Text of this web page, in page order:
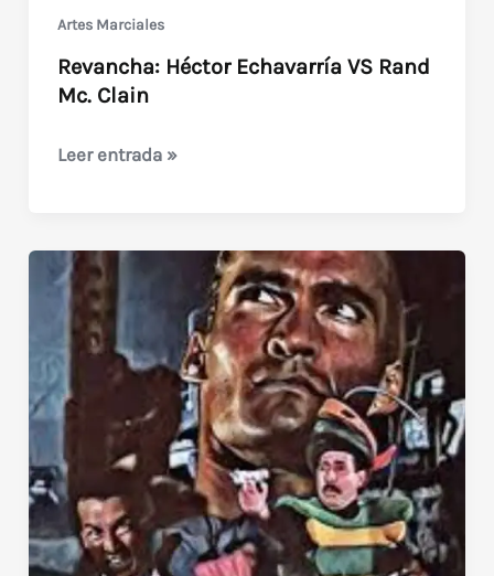
Artes Marciales
Revancha: Héctor Echavarría VS Rand
Mc. Clain
Revancha:
VS
Rand
Mc.
Clain
Leer entrada »